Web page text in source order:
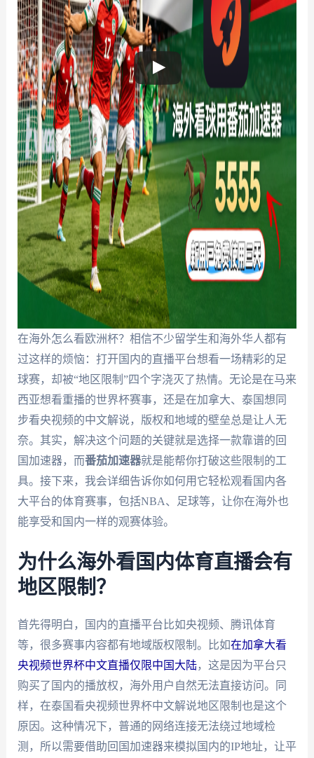
在海外怎么看欧洲杯？相信不少留学生和海外华人都有
过这样的烦恼：打开国内的直播平台想看一场精彩的足
球赛，却被“地区限制”四个字浇灭了热情。无论是在马来
西亚想看重播的世界杯赛事，还是在加拿大、泰国想同
步看央视频的中文解说，版权和地域的壁垒总是让人无
奈。其实，解决这个问题的关键就是选择一款靠谱的回
国加速器，而番茄加速器就是能帮你打破这些限制的工
具。接下来，我会详细告诉你如何用它轻松观看国内各
大平台的体育赛事，包括NBA、足球等，让你在海外也
能享受和国内一样的观赛体验。
为什么海外看国内体育直播会有
地区限制？
首先得明白，国内的直播平台比如央视频、腾讯体育
等，很多赛事内容都有地域版权限制。比如在加拿大看
央视频世界杯中文直播仅限中国大陆，这是因为平台只
购买了国内的播放权，海外用户自然无法直接访问。同
样，在泰国看央视频世界杯中文解说地区限制也是这个
原因。这种情况下，普通的网络连接无法绕过地域检
测，所以需要借助回国加速器来模拟国内的IP地址，让平